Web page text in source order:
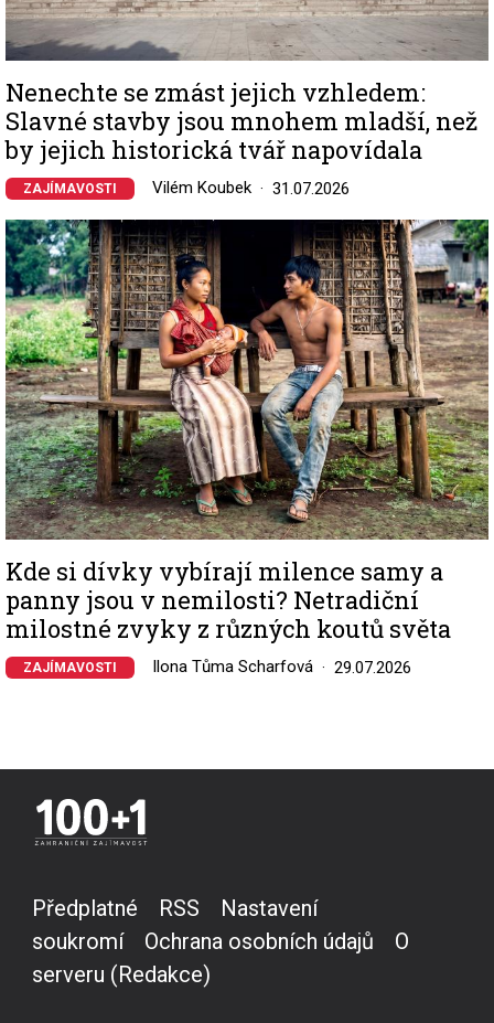
Nenechte se zmást jejich vzhledem:
Slavné stavby jsou mnohem mladší, než
by jejich historická tvář napovídala
ZAJÍMAVOSTI Vilém Koubek 31.07.2026
Image
Kde si dívky vybírají milence samy a
panny jsou v nemilosti? Netradiční
milostné zvyky z různých koutů světa
ZAJÍMAVOSTI Ilona Tůma Scharfová 29.07.2026
Předplatné RSS
Nastavení
soukromí
Ochrana osobních údajů
O
serveru (Redakce)